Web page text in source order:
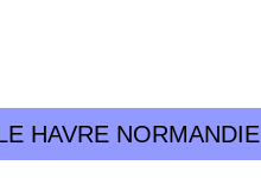
HAVRE NORMANDIE